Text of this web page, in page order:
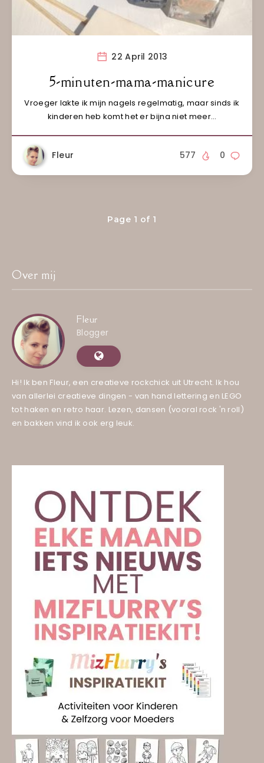
22 April 2013
5-minuten-mama-manicure
Vroeger lakte ik mijn nagels regelmatig, maar sinds ik
kinderen heb komt het er bijna niet meer…
Fleur 0
577
Page 1 of 1
Over mij
Fleur
Blogger
Hi! Ik ben Fleur, een creatieve rockchick uit Utrecht. Ik hou
van allerlei creatieve dingen - van hand lettering en LEGO
tot haken en retro haar. Lezen, dansen (vooral rock 'n roll)
en bakken vind ik ook erg leuk.